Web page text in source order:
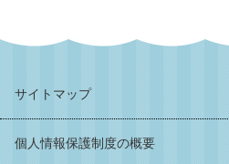
サイトマップ
個人情報保護制度の概要